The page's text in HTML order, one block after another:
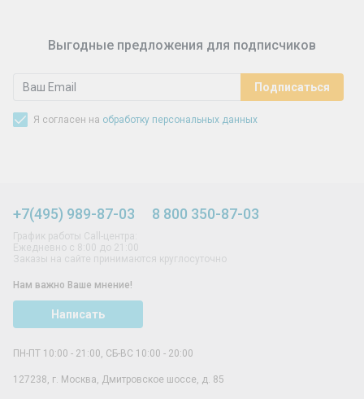
Выгодные предложения для подписчиков
Я согласен на обработку персональных данных
+7(495) 989-87-03 8 800 350-87-03
График работы Call-центра:
Ежедневно с 8:00 до 21:00
Заказы на сайте принимаются круглосуточно
Нам важно Ваше мнение!
Написать
ПН-ПТ 10:00 - 21:00, СБ-ВС 10:00 - 20:00
127238, г. Москва, Дмитровское шоссе, д. 85